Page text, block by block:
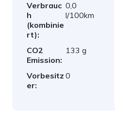
Verbrauc
h
(kombinie
rt):
0,0
l/100km
CO2
Emission:
133 g
Vorbesitz
er:
0